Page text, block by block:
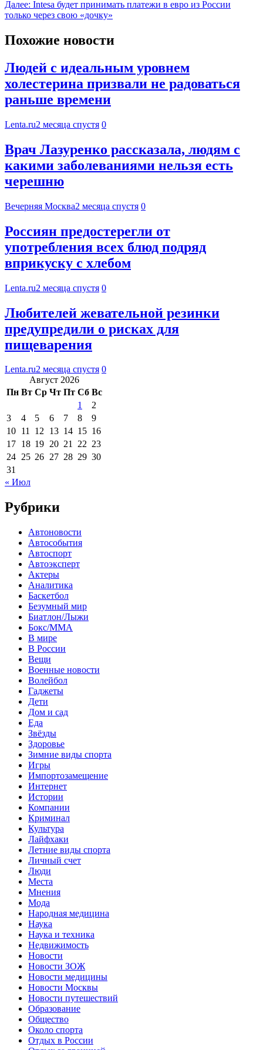
Далее: Intesa будет принимать платежи в евро из России
только через свою «дочку»
Похожие новости
Людей с идеальным уровнем
холестерина призвали не радоваться
раньше времени
Lenta.ru2 месяца спустя 0
Врач Лазуренко рассказала, людям с
какими заболеваниями нельзя есть
черешню
Вечерняя Москва2 месяца спустя 0
Россиян предостерегли от
употребления всех блюд подряд
вприкуску с хлебом
Lenta.ru2 месяца спустя 0
Любителей жевательной резинки
предупредили о рисках для
пищеварения
Lenta.ru2 месяца спустя 0
Август 2026
Пн Вт Ср Чт Пт Сб Вс
1
2
3
4 5 6 7 8
9
10 11 12 13 14 15 16
17 18 19 20 21 22 23
24 25 26 27 28 29 30
31
« Июл
Рубрики
Автоновости
Автособытия
Автоспорт
Автоэксперт
Актеры
Аналитика
Баскетбол
Безумный мир
Биатлон/Лыжи
Бокс/MMA
В мире
В России
Вещи
Военные новости
Волейбол
Гаджеты
Дети
Дом и сад
Еда
Звёзды
Здоровье
Зимние виды спорта
Игры
Импортозамещение
Интернет
Истории
Компании
Криминал
Культура
Лайфхаки
Летние виды спорта
Личный счет
Люди
Места
Мнения
Мода
Народная медицина
Наука
Наука и техника
Недвижимость
Новости
Новости ЗОЖ
Новости медицины
Новости Москвы
Новости путешествий
Образование
Общество
Около спорта
Отдых в России